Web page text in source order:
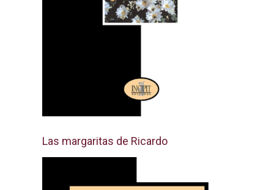
Las margaritas de Ricardo